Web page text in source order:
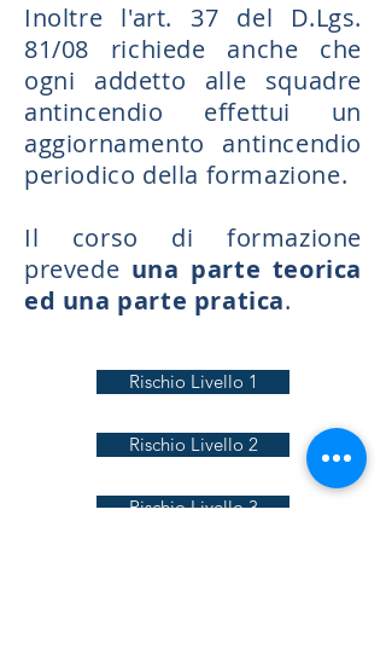
Inoltre l'art. 37 del D.Lgs.
81/08 richiede anche che
ogni addetto alle squadre
antincendio effettui un
aggiornamento antincendio
periodico della formazione.
Il corso di formazione
prevede una parte teorica
ed una parte pratica.
Rischio Livello 1
Rischio Livello 2
Rischio Livello 3